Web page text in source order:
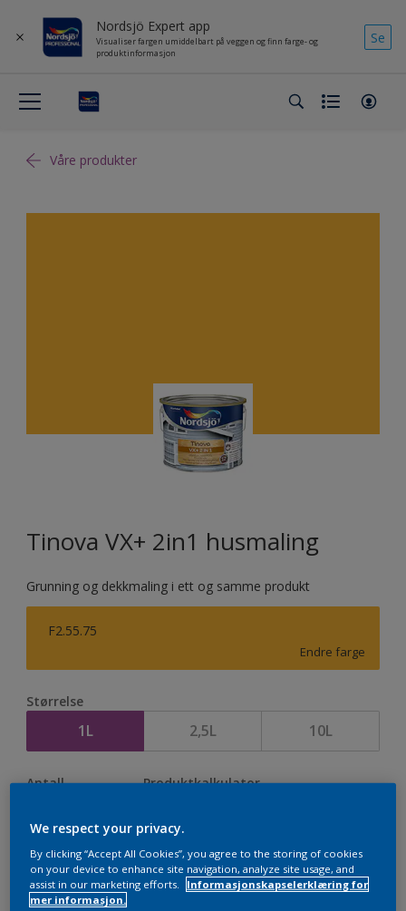
Nordsjö Expert app
Visualiser fargen umiddelbart på veggen og finn farge- og
produktinformasjon
Se
Våre produkter
Tinova VX+ 2in1 husmaling
Grunning og dekkmaling i ett og samme produkt
F2.55.75
Endre farge
Størrelse
1L 2,5L 10L
Antall Produktkalkulator
We respect your privacy.
By clicking “Accept All Cookies”, you agree to the storing of cookies
on your device to enhance site navigation, analyze site usage, and
assist in our marketing efforts.
Informasjonskapselerklæring for
mer informasjon.